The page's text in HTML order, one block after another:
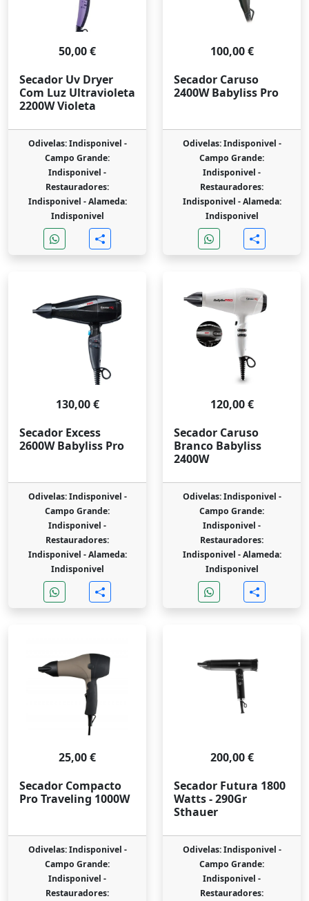
50,00 €
Secador Uv Dryer
Com Luz Ultravioleta
2200W Violeta
Odivelas: Indisponivel -
Campo Grande:
Indisponivel -
Restauradores:
Indisponivel -Alameda:
Indisponivel
100,00 €
Secador Caruso
2400W Babyliss Pro
Odivelas: Indisponivel -
Campo Grande:
Indisponivel -
Restauradores:
Indisponivel -Alameda:
Indisponivel
130,00 €
Secador Excess
2600W Babyliss Pro
Odivelas: Indisponivel -
Campo Grande:
Indisponivel -
Restauradores:
Indisponivel -Alameda:
Indisponivel
120,00 €
Secador Caruso
Branco Babyliss
2400W
Odivelas: Indisponivel -
Campo Grande:
Indisponivel -
Restauradores:
Indisponivel -Alameda:
Indisponivel
25,00 €
Secador Compacto
Pro Traveling 1000W
Odivelas: Indisponivel -
Campo Grande:
Indisponivel -
Restauradores:
200,00 €
Secador Futura 1800
Watts - 290Gr
Sthauer
Odivelas: Indisponivel -
Campo Grande:
Indisponivel -
Restauradores: